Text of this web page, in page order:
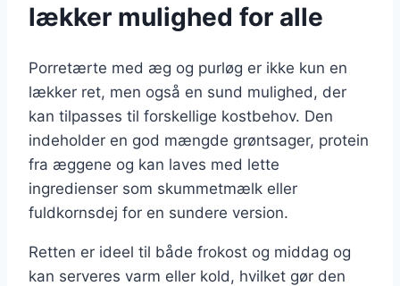
lækker mulighed for alle
Porretærte med æg og purløg er ikke kun en
lækker ret, men også en sund mulighed, der
kan tilpasses til forskellige kostbehov. Den
indeholder en god mængde grøntsager, protein
fra æggene og kan laves med lette
ingredienser som skummetmælk eller
fuldkornsdej for en sundere version.
Retten er ideel til både frokost og middag og
kan serveres varm eller kold, hvilket gør den